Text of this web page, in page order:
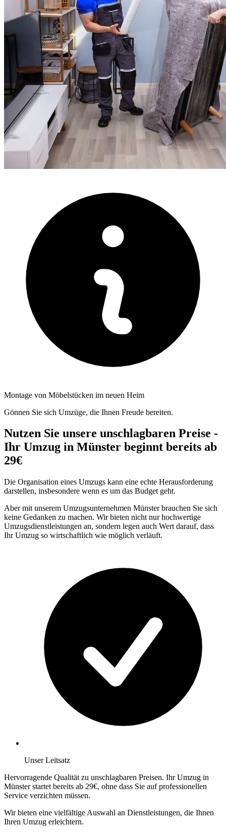
Montage von Möbelstücken im neuen Heim
Gönnen Sie sich Umzüge, die Ihnen Freude bereiten.
Nutzen Sie unsere unschlagbaren Preise -
Ihr Umzug in Münster beginnt bereits ab
29€
Die Organisation eines Umzugs kann eine echte Herausforderung
darstellen, insbesondere wenn es um das Budget geht.
Aber mit unserem Umzugsunternehmen Münster brauchen Sie sich
keine Gedanken zu machen. Wir bieten nicht nur hochwertige
Umzugsdienstleistungen an, sondern legen auch Wert darauf, dass
Ihr Umzug so wirtschaftlich wie möglich verläuft.
Unser Leitsatz
Hervorragende Qualität zu unschlagbaren Preisen. Ihr Umzug in
Münster startet bereits ab 29€, ohne dass Sie auf professionellen
Service verzichten müssen.
Wir bieten eine vielfältige Auswahl an Dienstleistungen, die Ihnen
Ihren Umzug erleichtern.